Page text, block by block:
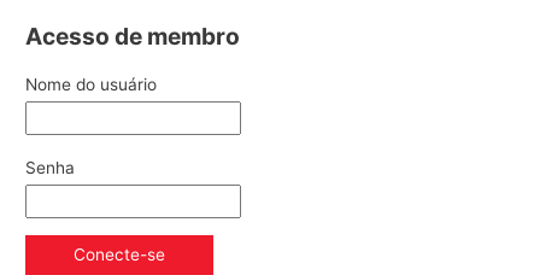
Acesso de membro
Nome do usuário
Senha